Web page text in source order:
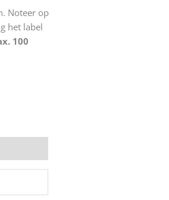
Noteer op
het label
100